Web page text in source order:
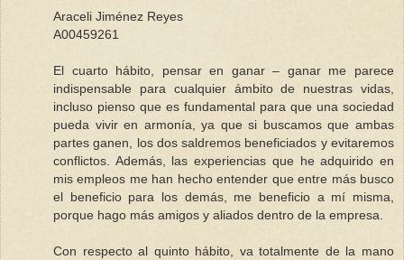
Araceli Jiménez Reyes
A00459261
El cuarto hábito, pensar en ganar – ganar me parece
indispensable para cualquier ámbito de nuestras vidas,
incluso pienso que es fundamental para que una sociedad
pueda vivir en armonía, ya que si buscamos que ambas
partes ganen, los dos saldremos beneficiados y evitaremos
conflictos. Además, las experiencias que he adquirido en
mis empleos me han hecho entender que entre más busco
el beneficio para los demás, me beneficio a mí misma,
porque hago más amigos y aliados dentro de la empresa.
Con respecto al quinto hábito, va totalmente de la mano